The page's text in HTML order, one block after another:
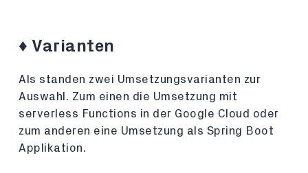
♦️ Varianten
Als standen zwei Umsetzungsvarianten zur
Auswahl. Zum einen die Umsetzung mit
serverless Functions in der Google Cloud oder
zum anderen eine Umsetzung als Spring Boot
Applikation.